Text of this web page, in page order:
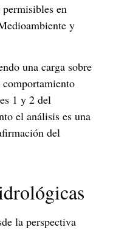
en
y
una carga sobre
1 y 2 del
el análisis es una
del
la perspectiva